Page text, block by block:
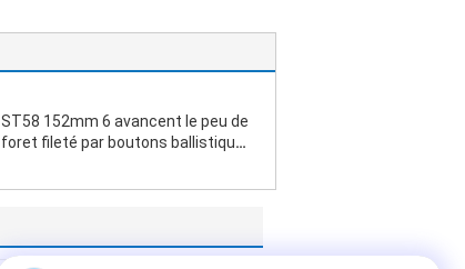
ST58 152mm 6 avancent le peu de
foret fileté par boutons ballistiques